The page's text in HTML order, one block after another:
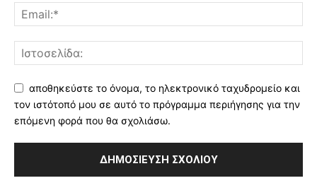
αποθηκεύστε το όνομα, το ηλεκτρονικό ταχυδρομείο και
τον ιστότοπό μου σε αυτό το πρόγραμμα περιήγησης για την
επόμενη φορά που θα σχολιάσω.